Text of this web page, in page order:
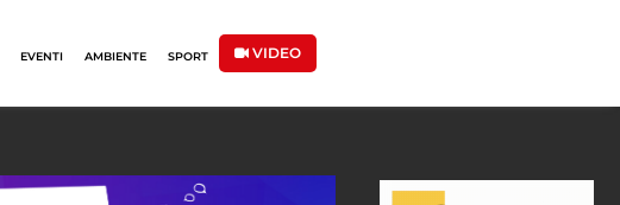
EVENTI AMBIENTE SPORT VIDEO